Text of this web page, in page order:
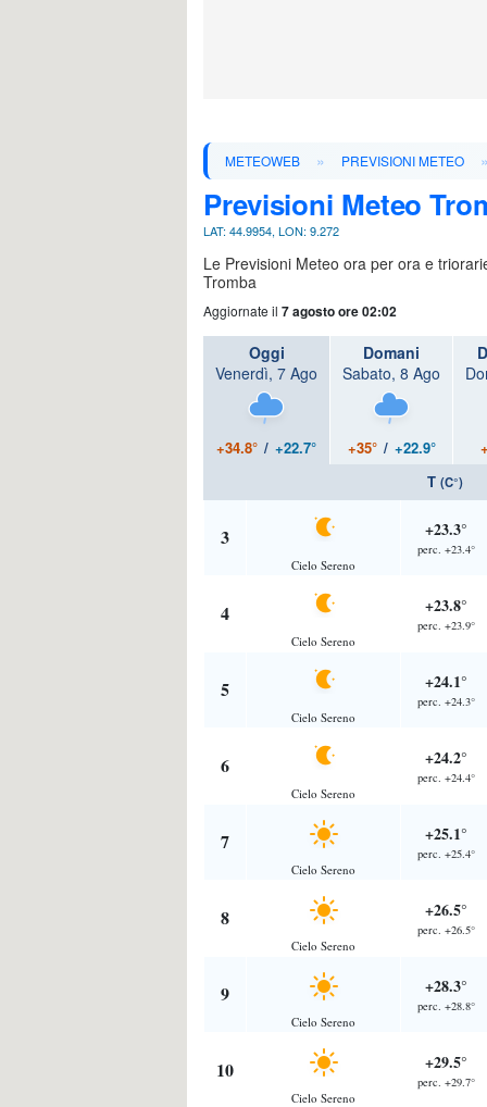
METEOWEB » PREVISIONI METEO
Previsioni Meteo
LAT: 44.9954, LON: 9.272
Le Previsioni Meteo ora per ora e
Tromba
Aggiornate il 7 agosto ore 02:02
Oggi
Venerdì, 7 Ago
+34.8° / +22.7°
Domani
Sabato, 8 Ago
+35° / +22.9°
T (C°)
3
Cielo Sereno
+23.3°
perc. +23.4°
4
Cielo Sereno
+23.8°
perc. +23.9°
5
Cielo Sereno
+24.1°
perc. +24.3°
6
Cielo Sereno
+24.2°
perc. +24.4°
7
Cielo Sereno
+25.1°
perc. +25.4°
8
Cielo Sereno
+26.5°
perc. +26.5°
9
Cielo Sereno
+28.3°
perc. +28.8°
10
Cielo Sereno
+29.5°
perc. +29.7°